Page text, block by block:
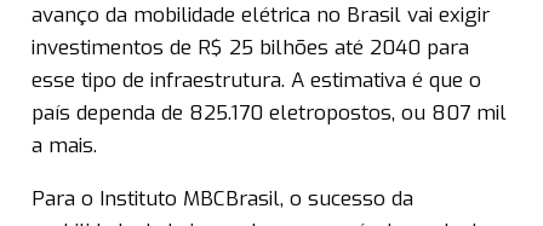
avanço da mobilidade elétrica no Brasil vai exigir
investimentos de R$ 25 bilhões até 2040 para
esse tipo de infraestrutura. A estimativa é que o
país dependa de 825.170 eletropostos, ou 807 mil
a mais.
Para o Instituto MBCBrasil, o sucesso da